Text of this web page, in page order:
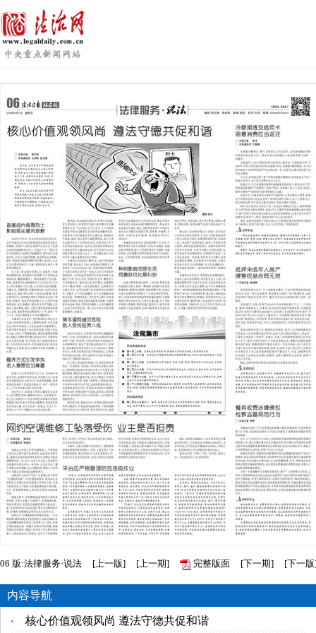
06 版:法律服务·说法 [上一版] [上一期] 完整版面 [下一期] [下一版
内容导航
核心价值观领风尚 遵法守德共促和谐